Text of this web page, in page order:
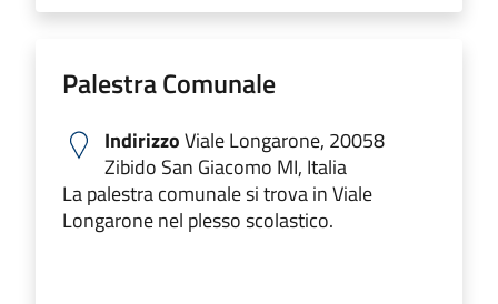
Palestra Comunale
IndirizzoViale Longarone, 20058
Zibido San Giacomo MI, Italia
La palestra comunale si trova in Viale
Longarone nel plesso scolastico.